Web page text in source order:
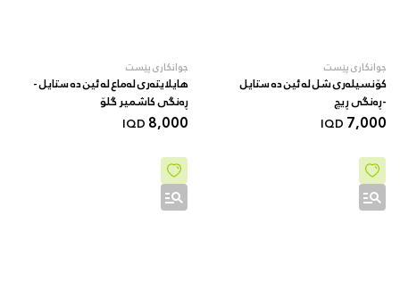
جوانکاری پێست
کۆنسیلەری شل لە ئین دە ستایل
-ڕەنگی ڕیچ
7,000
IQD
جوانکاری پێست
هایلایتەری لەماع لە ئین دە ستایل -
ڕەنگی کاشمیر گلۆ
8,000
IQD